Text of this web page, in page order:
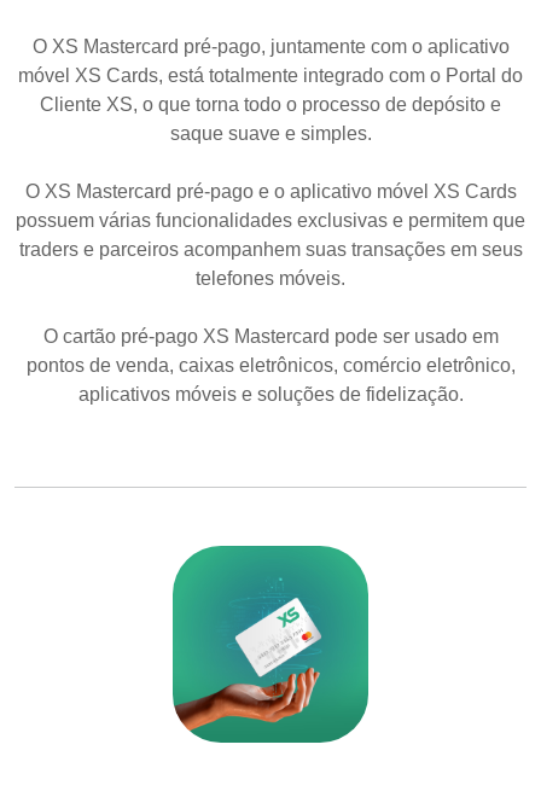
O XS Mastercard pré-pago, juntamente com o aplicativo
móvel XS Cards, está totalmente integrado com o Portal do
Cliente XS, o que torna todo o processo de depósito e
saque suave e simples.
O XS Mastercard pré-pago e o aplicativo móvel XS Cards
possuem várias funcionalidades exclusivas e permitem que
traders e parceiros acompanhem suas transações em seus
telefones móveis.
O cartão pré-pago XS Mastercard pode ser usado em
pontos de venda, caixas eletrônicos, comércio eletrônico,
aplicativos móveis e soluções de fidelização.